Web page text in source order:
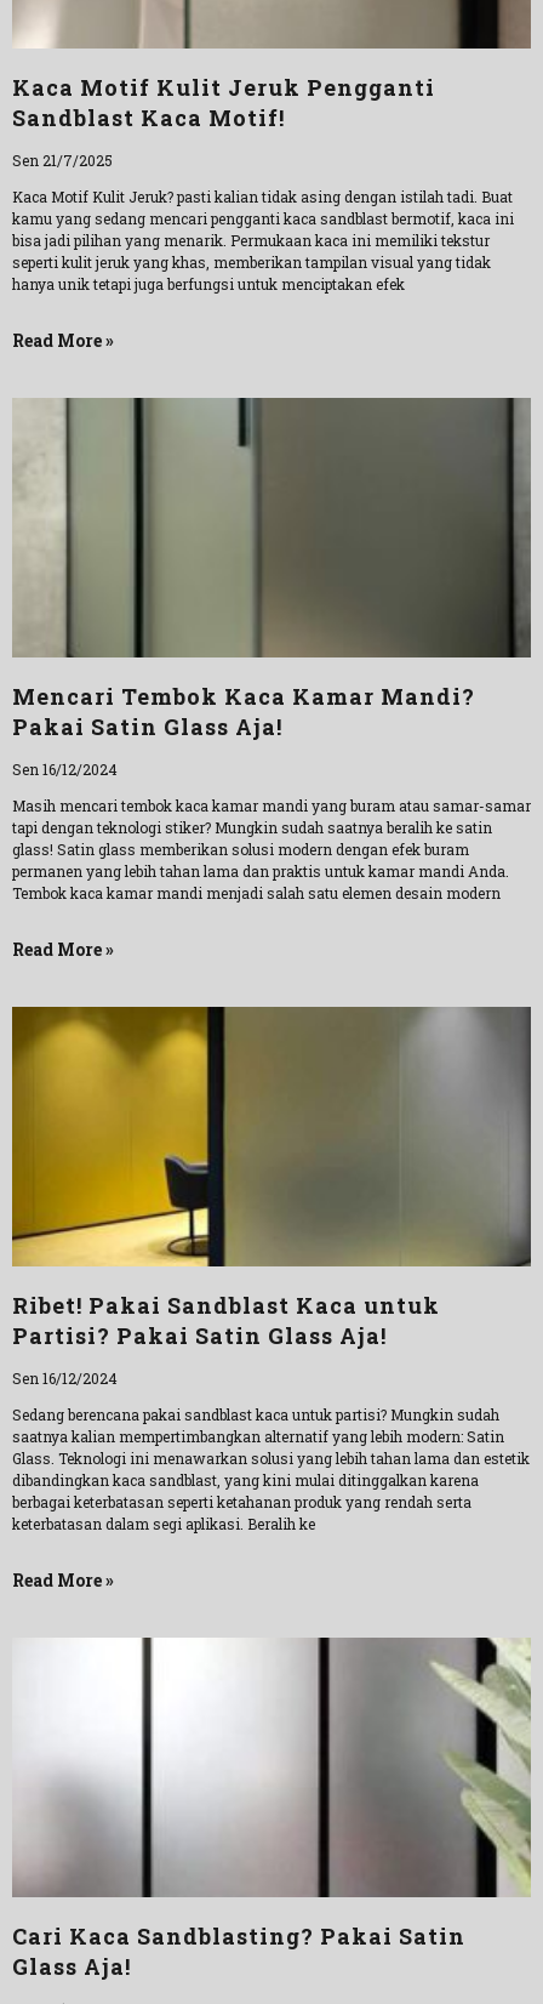
Kaca Motif Kulit Jeruk Pengganti
Sandblast Kaca Motif!
Sen 21/7/2025
Kaca Motif Kulit Jeruk? pasti kalian tidak asing dengan istilah tadi. Buat
kamu yang sedang mencari pengganti kaca sandblast bermotif, kaca ini
bisa jadi pilihan yang menarik. Permukaan kaca ini memiliki tekstur
seperti kulit jeruk yang khas, memberikan tampilan visual yang tidak
hanya unik tetapi juga berfungsi untuk menciptakan efek
Read More »
Mencari Tembok Kaca Kamar Mandi?
Pakai Satin Glass Aja!
Sen 16/12/2024
Masih mencari tembok kaca kamar mandi yang buram atau samar-samar
tapi dengan teknologi stiker? Mungkin sudah saatnya beralih ke satin
glass! Satin glass memberikan solusi modern dengan efek buram
permanen yang lebih tahan lama dan praktis untuk kamar mandi Anda.
Tembok kaca kamar mandi menjadi salah satu elemen desain modern
Read More »
Ribet! Pakai Sandblast Kaca untuk
Partisi? Pakai Satin Glass Aja!
Sen 16/12/2024
Sedang berencana pakai sandblast kaca untuk partisi? Mungkin sudah
saatnya kalian mempertimbangkan alternatif yang lebih modern: Satin
Glass. Teknologi ini menawarkan solusi yang lebih tahan lama dan estetik
dibandingkan kaca sandblast, yang kini mulai ditinggalkan karena
berbagai keterbatasan seperti ketahanan produk yang rendah serta
keterbatasan dalam segi aplikasi. Beralih ke
Read More »
Cari Kaca Sandblasting? Pakai Satin
Glass Aja!